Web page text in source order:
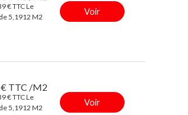
€ TTC Le
5,1912 M2
Voir
TTC /M2
€ TTC Le
5,1912 M2
Voir